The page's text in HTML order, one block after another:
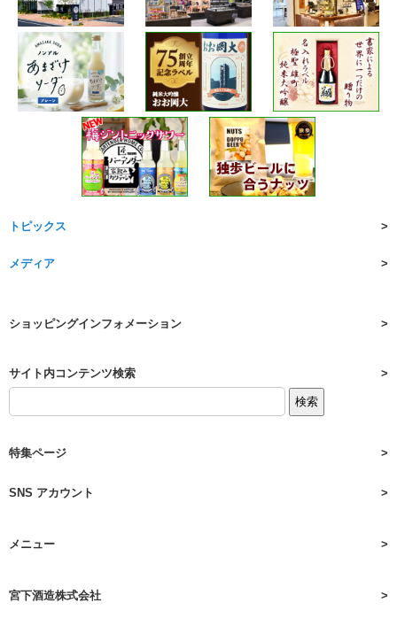
トピックス
メディア
ショッピングインフォメーション
サイト内コンテンツ検索
特集ページ
SNS アカウント
メニュー
宮下酒造株式会社